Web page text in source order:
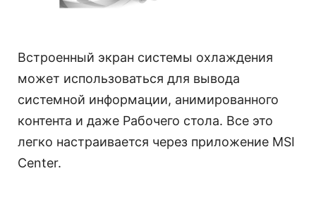
Встроенный экран системы охлаждения
может использоваться для вывода
системной информации, анимированного
контента и даже Рабочего стола. Все это
легко настраивается через приложение MSI
Center.